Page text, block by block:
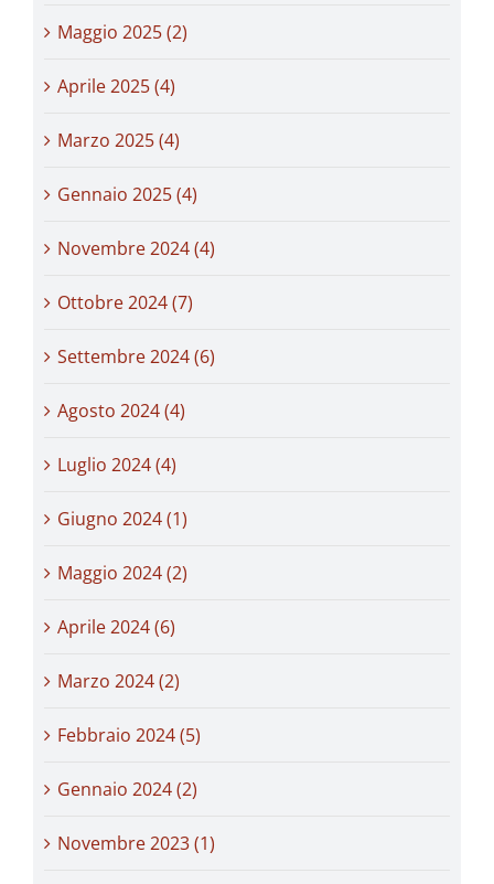
Maggio 2025 (2)
Aprile 2025 (4)
Marzo 2025 (4)
Gennaio 2025 (4)
Novembre 2024 (4)
Ottobre 2024 (7)
Settembre 2024 (6)
Agosto 2024 (4)
Luglio 2024 (4)
Giugno 2024 (1)
Maggio 2024 (2)
Aprile 2024 (6)
Marzo 2024 (2)
Febbraio 2024 (5)
Gennaio 2024 (2)
Novembre 2023 (1)